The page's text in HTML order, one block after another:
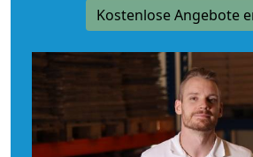
Kostenlose Angebote